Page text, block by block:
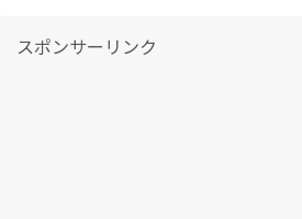
スポンサーリンク